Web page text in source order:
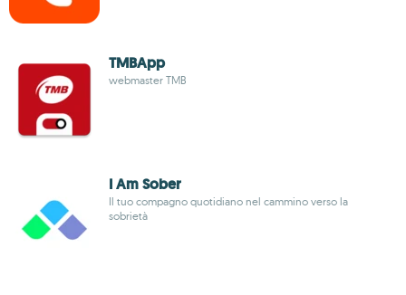
TMBApp
webmaster TMB
I Am Sober
Il tuo compagno quotidiano nel cammino verso la
sobrietà